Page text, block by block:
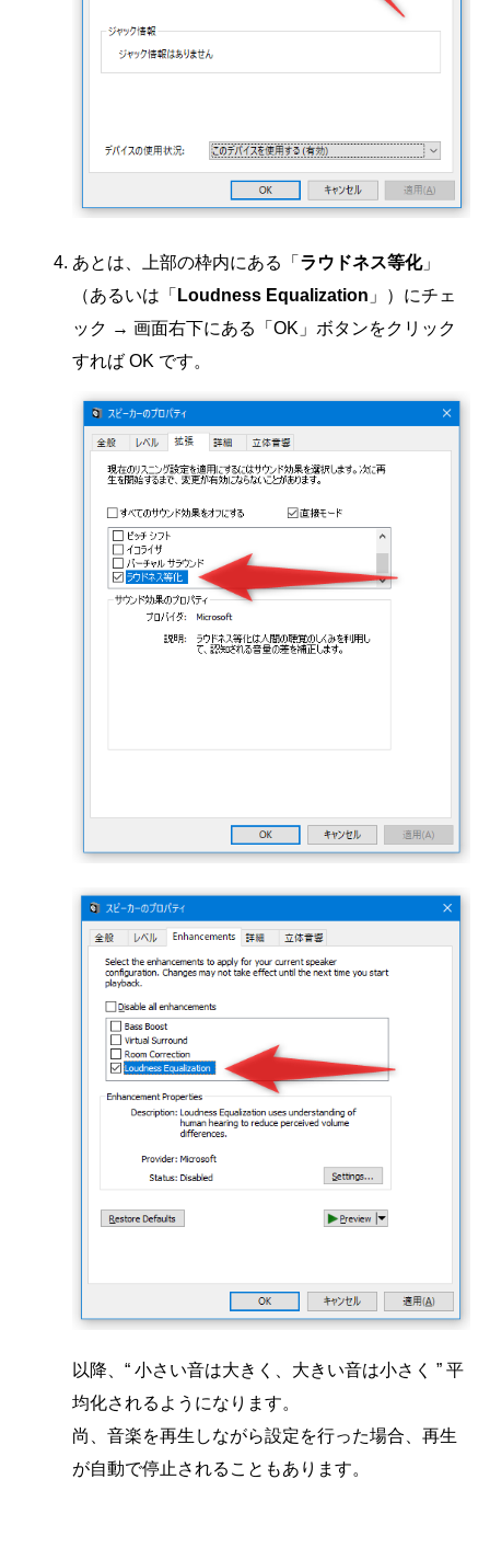
あとは、上部の枠内にある「 ラウドネス等化」
（あるいは「 Loudness Equalization 」）にチェ
ック → 画面右下にある「OK」ボタンをクリック
すれば OK です。
以降、“ 小さい音は大きく、大きい音は小さく ” 平
均化されるようになります。
尚、音楽を再生しながら設定を行った場合、再生
が自動で停止されることもあります。